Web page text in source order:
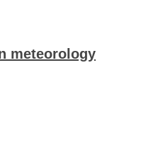
meteorology